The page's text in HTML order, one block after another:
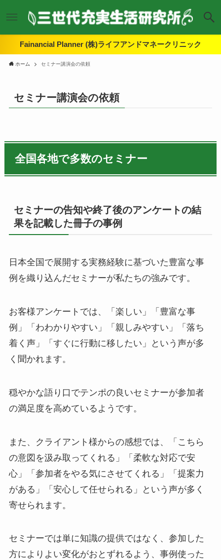
Fainancial Planner (株)ライフアンドマネークリニック
ホーム セミナー講演会の依頼
セミナー講演会の依頼
全国各地で多数のセミナー
セミナーの告知や終了後のアンケートの結
果を記載した冊子の事例
日本全国で展開する実務経験に基づいた豊富な事
例を織り込んだセミナーが私たちの強みです。
お客様アンケートでは、「楽しい」「豊富な事
例」「わわかりやすい」「親しみやすい」「落ち
着く声」「すぐに行動に移したい」という声が多
く聞かれます。
穏やかな語り口でテンポの良いセミナーが参加者
の満足度を高めているようです。
また、クライアント様からの感想では、「こちら
の意図を汲み取ってくれる」「柔軟な対応で安
心」「参加者をやる気にさせてくれる」「提案力
がある」「安心して任せられる」という声が多く
寄せられます。
セミナーでは単に知識の提供ではなく、参加した
方によりよい変化がおとずれるよう、事例使った